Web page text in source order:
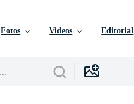
Fotos Videos Editorial